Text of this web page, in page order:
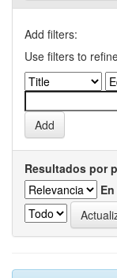
Add filters:
Use filters to
Resultados por